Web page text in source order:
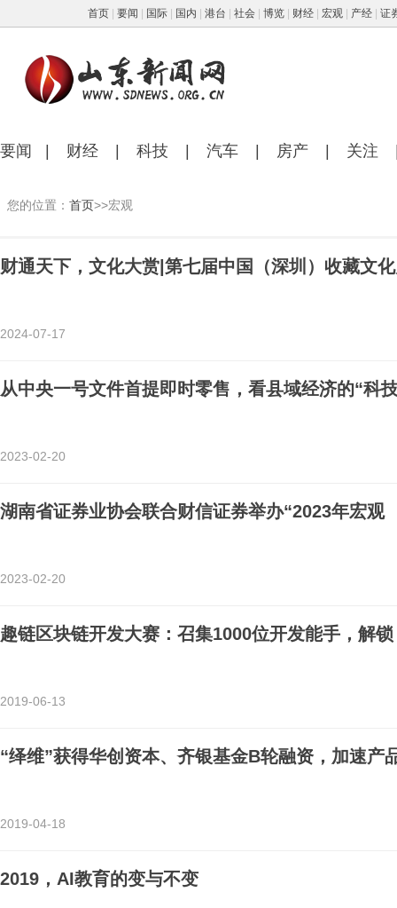
首页| 要闻 国际| 国内 港台 社会| 博览| 财经| 宏观| 产经| 证
要闻 财经 科技 汽车 房产 关注
您的位置： 首页>>宏观
财通天下，文化大赏|第七届中国（深圳）收藏文
2024-07-17
从中央一号文件首提即时零售，看县域经济的“科
2023-02-20
湖南省证券业协会联合财信证券举办“2023年宏观
2023-02-20
趣链区块链开发大赛：召集1000位开发能手，解锁
2019-06-13
“绎维”获得华创资本、齐银基金B轮融资，加速产
2019-04-18
2019，AI教育的变与不变